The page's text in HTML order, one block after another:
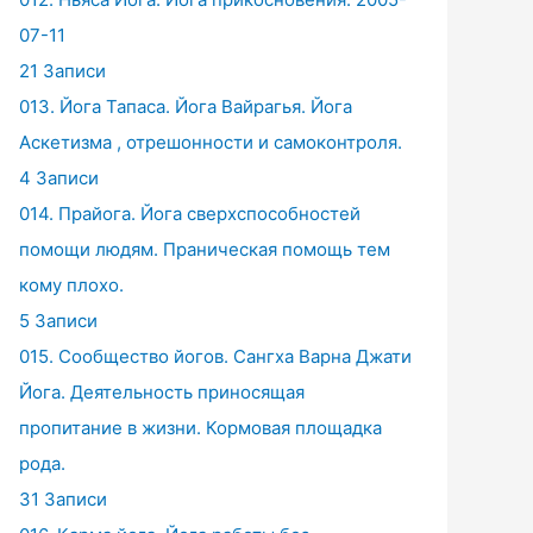
07-11
21 Записи
013. Йога Тапаса. Йога Вайрагья. Йога
Аскетизма , отрешонности и самоконтроля.
4 Записи
014. Прайога. Йога сверхспособностей
помощи людям. Праническая помощь тем
кому плохо.
5 Записи
015. Сообщество йогов. Сангха Варна Джати
Йога. Деятельность приносящая
пропитание в жизни. Кормовая площадка
рода.
31 Записи